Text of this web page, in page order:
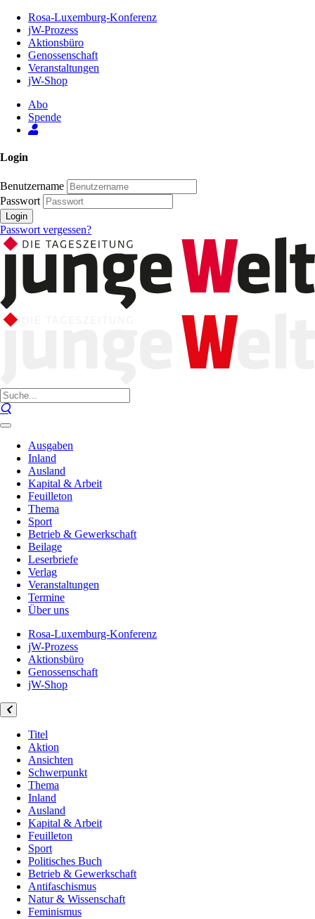
Inhalt
Seite
Rosa-Luxemburg-Konferenz
jW-Prozess
Aktionsbüro
Genossenschaft
Veranstaltungen
jW-Shop
Abo
Spende
Login
Benutzername
Passwort
Login
Passwort vergessen?
Ausgaben
Inland
Ausland
Kapital & Arbeit
Feuilleton
Thema
Sport
Betrieb & Gewerkschaft
Beilage
Leserbriefe
Verlag
Veranstaltungen
Termine
Über uns
Rosa-Luxemburg-Konferenz
jW-Prozess
Aktionsbüro
Genossenschaft
jW-Shop
Titel
Aktion
Ansichten
Schwerpunkt
Thema
Inland
Ausland
Kapital & Arbeit
Feuilleton
Sport
Politisches Buch
Betrieb & Gewerkschaft
Antifaschismus
Natur & Wissenschaft
Feminismus